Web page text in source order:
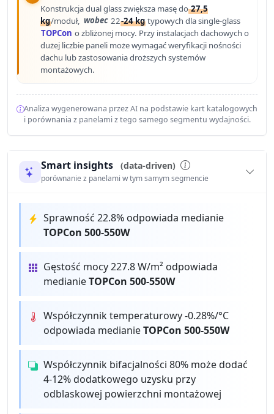
Konstrukcja dual glass zwiększa masę do27,5
kg/moduł, wobec 22-24 kg typowych dla single-glass
TOPCon o zbliżonej mocy. Przy instalacjach dachowych o
dużej liczbie paneli może wymagać weryfikacji nośności
dachu lub zastosowania droższych systemów
montażowych.
Analiza wygenerowana przez AI na podstawie kart katalogowych
i porównania z panelami z tego samego segmentu wydajności.
Smart insights (data-driven)
porównanie z panelami w tym samym segmencie
Sprawność 22.8% odpowiada medianie
TOPCon 500-550W
Gęstość mocy 227.8 W/m² odpowiada
medianieTOPCon 500-550W
Współczynnik temperaturowy -0.28%/°C
odpowiada medianieTOPCon 500-550W
Współczynnik bifacjalności 80% może dodać
4-12% dodatkowego uzysku przy
odblaskowej powierzchni montażowej